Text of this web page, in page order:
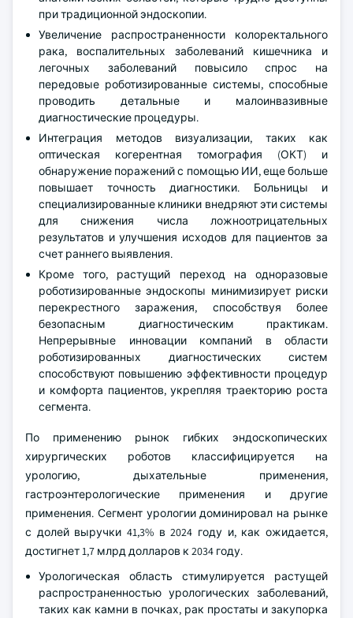
при традиционной эндоскопии.
Увеличение распространенности колоректального
рака, воспалительных заболеваний кишечника и
легочных заболеваний повысило спрос на
передовые роботизированные системы, способные
проводить детальные и малоинвазивные
диагностические процедуры.
Интеграция методов визуализации, таких как
оптическая когерентная томография (ОКТ) и
обнаружение поражений с помощью ИИ, еще больше
повышает точность диагностики. Больницы и
специализированные клиники внедряют эти системы
для снижения числа ложноотрицательных
результатов и улучшения исходов для пациентов за
счет раннего выявления.
Кроме того, растущий переход на одноразовые
роботизированные эндоскопы минимизирует риски
перекрестного заражения, способствуя более
безопасным диагностическим практикам.
Непрерывные инновации компаний в области
роботизированных диагностических систем
способствуют повышению эффективности процедур
и комфорта пациентов, укрепляя траекторию роста
сегмента.
По применению рынок гибких эндоскопических
хирургических роботов классифицируется на
урологию, дыхательные применения,
гастроэнтерологические применения и другие
применения. Сегмент урологии доминировал на рынке
с долей выручки 41,3% в 2024 году и, как ожидается,
достигнет 1,7 млрд долларов к 2034 году.
Урологическая область стимулируется растущей
распространенностью урологических заболеваний,
таких как камни в почках, рак простаты и закупорка